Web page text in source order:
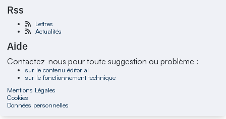
Rss
Lettres
Actualités
Aide
Contactez-nous pour toute suggestion ou problème :
sur le contenu éditorial
sur le fonctionnement technique
Mentions Légales
Cookies
Données personnelles